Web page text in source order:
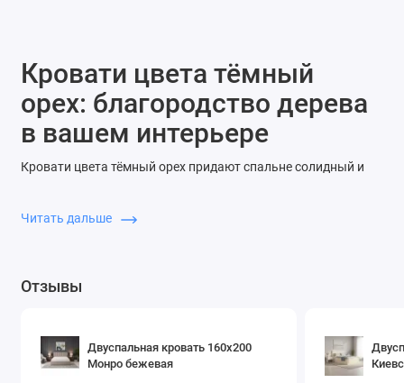
Кровати цвета тёмный
орех: благородство дерева
в вашем интерьере
Кровати цвета тёмный орех придают спальне солидный и
сочетается с классическим и современным стилем.
Глубокий цвет:
вкус хозяев.
Долговечность:надёжные материалы и устойчивое
Читать дальше
Отзывы
Двуспальная кровать 160x200
Монро бежевая